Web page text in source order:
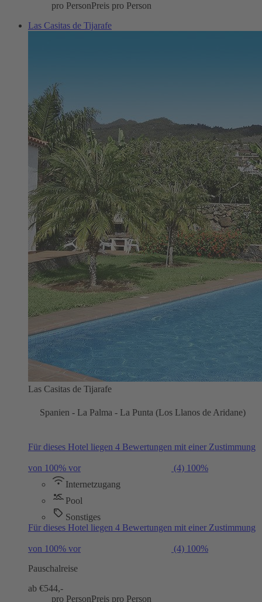
pro PersonPreis pro Person
Las Casitas de Tijarafe
Las Casitas de Tijarafe
Spanien - La Palma - La Punta (Los Llanos de Aridane)
Für dieses Hotel liegen 4 Bewertungen mit einer Zustimmung
von 100% vor (4) 100%
Internetzugang
Pool
Sonstiges
Für dieses Hotel liegen 4 Bewertungen mit einer Zustimmung
von 100% vor (4) 100%
Pauschalreise
ab €544,-
pro PersonPreis pro Person